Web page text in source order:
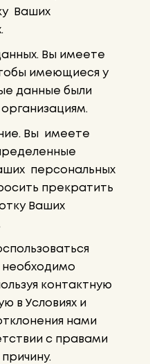
Ваших
Вы имеете
имеющиеся у
данные были
Вы имеете
персональных
прекратить
Ваших
контактную
в Условиях и
нами
с правами